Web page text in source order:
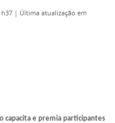
| Última atualização em
capacita e premia participantes